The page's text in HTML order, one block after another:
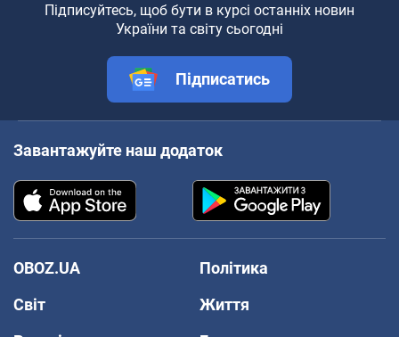
Підписуйтесь, щоб бути в курсі останніх новин
України та світу сьогодні
Підписатись
Завантажуйте наш додаток
OBOZ.UA
Політика
Світ
Життя